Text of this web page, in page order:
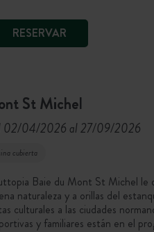
RESERVAR
St Michel
02/04/2026 al 27/09/2026
cubierta
Baie du Mont St Michel le
naturaleza y a orillas del
culturales a las ciudades
y familiares están en el